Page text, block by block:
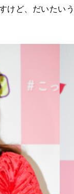
けど、だいたい